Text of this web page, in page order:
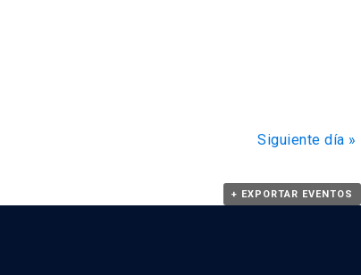
Siguiente día »
+ EXPORTAR EVENTOS